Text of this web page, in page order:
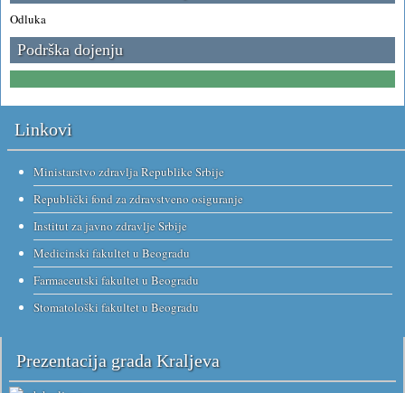
Odluka
Podrška dojenju
Linkovi
Ministarstvo zdravlja Republike Srbije
Republički fond za zdravstveno osiguranje
Institut za javno zdravlje Srbije
Medicinski fakultet u Beogradu
Farmaceutski fakultet u Beogradu
Stomatološki fakultet u Beogradu
Prezentacija grada Kraljeva